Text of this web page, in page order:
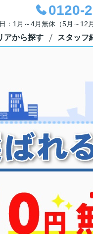
0120-
1月～4月無休（5月～12月
アから探す スタッフ